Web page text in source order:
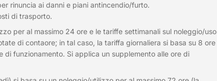
rinuncia ai danni e piani antincendio/furto.
di trasporto.
per al massimo 24 ore e le tariffe settimanali sul noleggio/uso
di contaore; in tal caso, la tariffa giornaliera si basa su 8 ore
funzionamento. Si applica un supplemento alle ore di